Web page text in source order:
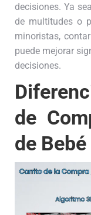
decisiones. Ya
de multitudes o
minoristas,
puede mejorar
decisiones.
de
de Bebé